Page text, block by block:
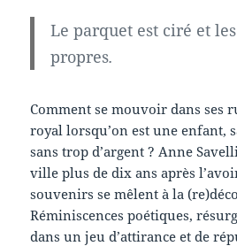
Le parquet est ciré et
propres.
Comment se mouvoir dans ses
royal lorsqu’on est une enfant,
sans trop d’argent ? Anne
ville plus de dix ans après
souvenirs se mêlent à la
Réminiscences poétiques,
dans un jeu d’attirance et de